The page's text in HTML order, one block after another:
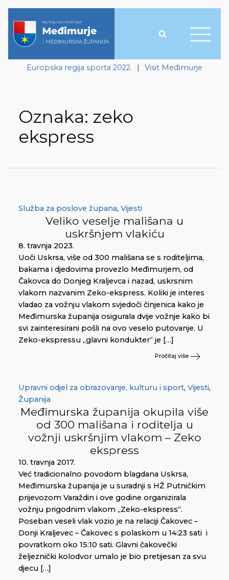
Europska regija sporta 2022. | Visit Međimurje
Oznaka: zeko
ekspress
Služba za poslove župana, Vijesti
Veliko veselje mališana u
uskršnjem vlakiću
8. travnja 2023.
Uoči Uskrsa, više od 300 mališana se s roditeljima,
bakama i djedovima provezlo Međimurjem, od
Čakovca do Donjeg Kraljevca i nazad, uskrsnim
vlakom nazvanim Zeko-ekspress. Koliki je interes
vladao za vožnju vlakom svjedoči činjenica kako je
Međimurska županija osigurala dvije vožnje kako bi
svi zainteresirani pošli na ovo veselo putovanje. U
Zeko-ekspressu „glavni kondukter“ je […]
Pročitaj više
Upravni odjel za obrazovanje, kulturu i sport, Vijesti,
Županija
Međimurska županija okupila više
od 300 mališana i roditelja u
vožnji uskršnjim vlakom – Zeko
ekspress
10. travnja 2017.
Već tradicionalno povodom blagdana Uskrsa,
Međimurska županija je u suradnji s HŽ Putničkim
prijevozom Varaždin i ove godine organizirala
vožnju prigodnim vlakom „Zeko-ekspress“.
Poseban veseli vlak vozio je na relaciji Čakovec –
Donji Kraljevec – Čakovec s polaskom u 14:23 sati i
povratkom oko 15:10 sati. Glavni čakovečki
željeznički kolodvor umalo je bio pretijesan za svu
djecu […]